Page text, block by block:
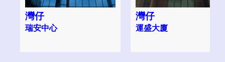
灣仔
瑞安中心
灣仔
運盛大廈